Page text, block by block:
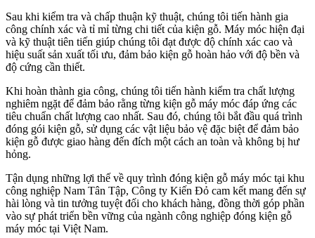
Sau khi kiểm tra và chấp thuận kỹ thuật, chúng tôi tiến hành gia
công chính xác và tỉ mỉ từng chi tiết của kiện gỗ. Máy móc hiện đại
và kỹ thuật tiên tiến giúp chúng tôi đạt được độ chính xác cao và
hiệu suất sản xuất tối ưu, đảm bảo kiện gỗ hoàn hảo với độ bền và
độ cứng cần thiết.
Khi hoàn thành gia công, chúng tôi tiến hành kiểm tra chất lượng
nghiêm ngặt để đảm bảo rằng từng kiện gỗ máy móc đáp ứng các
tiêu chuẩn chất lượng cao nhất. Sau đó, chúng tôi bắt đầu quá trình
đóng gói kiện gỗ, sử dụng các vật liệu bảo vệ đặc biệt để đảm bảo
kiện gỗ được giao hàng đến đích một cách an toàn và không bị hư
hỏng.
Tận dụng những lợi thế về quy trình đóng kiện gỗ máy móc tại khu
công nghiệp Nam Tân Tập, Công ty Kiến Đỏ cam kết mang đến sự
hài lòng và tin tưởng tuyệt đối cho khách hàng, đồng thời góp phần
vào sự phát triển bền vững của ngành công nghiệp đóng kiện gỗ
máy móc tại Việt Nam.